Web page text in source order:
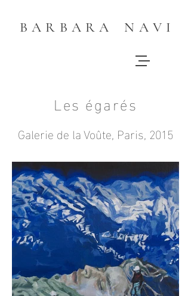
B A R B A R A N A V I
Les égarés
Galerie de la Voûte, Paris, 2015